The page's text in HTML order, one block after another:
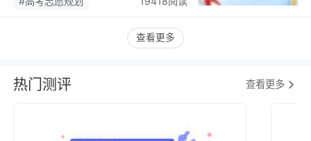
查看更多
热门测评 查看更多